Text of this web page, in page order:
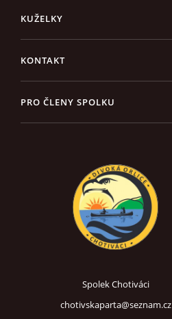
KUŽELKY
KONTAKT
PRO ČLENY SPOLKU
Spolek Chotiváci
chotivskaparta@seznam.cz